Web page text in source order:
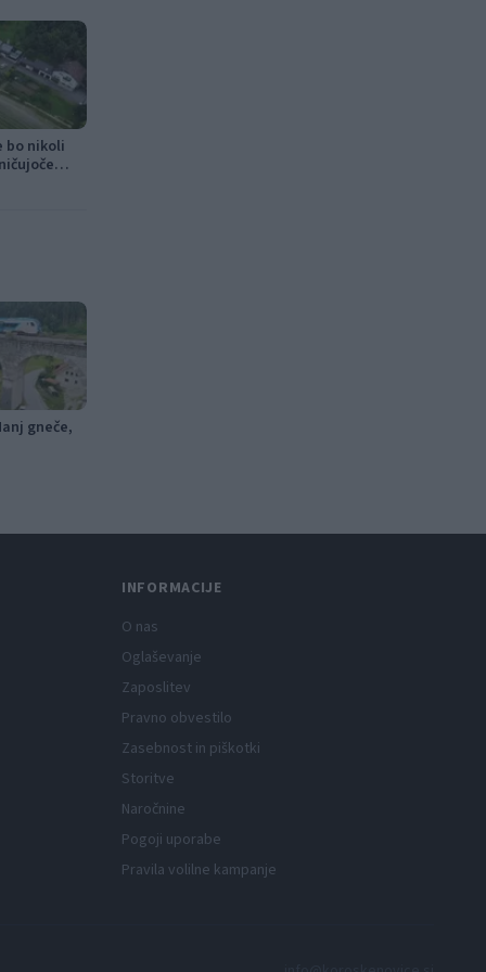
bo nikoli
gneče,
INFORMACIJE
O nas
Oglaševanje
Zaposlitev
Pravno obvestilo
Zasebnost in piškotki
Storitve
Naročnine
Pogoji uporabe
Pravila volilne kampanje